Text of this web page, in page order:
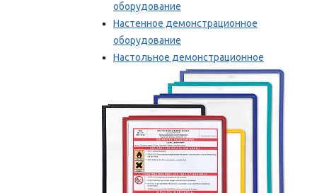
оборудование
Настенное демонстрационное
оборудование
Настольное демонстрационное
оборудование
Мы рекомендуем